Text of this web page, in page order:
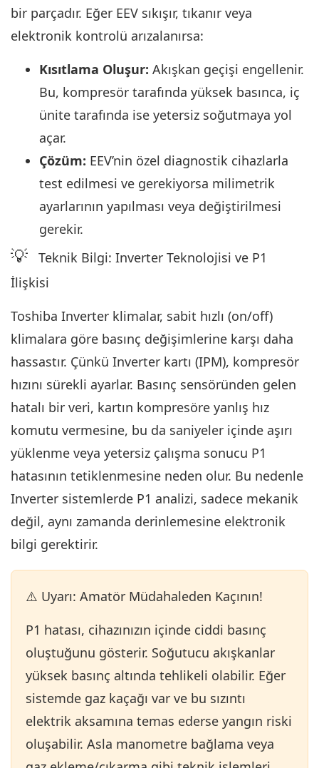
bir parçadır. Eğer EEV sıkışır, tıkanır veya
elektronik kontrolü arızalanırsa:
Kısıtlama Oluşur: Akışkan geçişi engellenir.
Bu, kompresör tarafında yüksek basınca, iç
ünite tarafında ise yetersiz soğutmaya yol
açar.
Çözüm: EEV’nin özel diagnostik cihazlarla
test edilmesi ve gerekiyorsa milimetrik
ayarlarının yapılması veya değiştirilmesi
gerekir.
💡
Teknik Bilgi: Inverter Teknolojisi ve P1
İlişkisi
Toshiba Inverter klimalar, sabit hızlı (on/off)
klimalara göre basınç değişimlerine karşı daha
hassastır. Çünkü Inverter kartı (IPM), kompresör
hızını sürekli ayarlar. Basınç sensöründen gelen
hatalı bir veri, kartın kompresöre yanlış hız
komutu vermesine, bu da saniyeler içinde aşırı
yüklenme veya yetersiz çalışma sonucu P1
hatasının tetiklenmesine neden olur. Bu nedenle
Inverter sistemlerde P1 analizi, sadece mekanik
değil, aynı zamanda derinlemesine elektronik
bilgi gerektirir.
⚠️ Uyarı: Amatör Müdahaleden Kaçının!
P1 hatası, cihazınızın içinde ciddi basınç
oluştuğunu gösterir. Soğutucu akışkanlar
yüksek basınç altında tehlikeli olabilir. Eğer
sistemde gaz kaçağı var ve bu sızıntı
elektrik aksamına temas ederse yangın riski
oluşabilir. Asla manometre bağlama veya